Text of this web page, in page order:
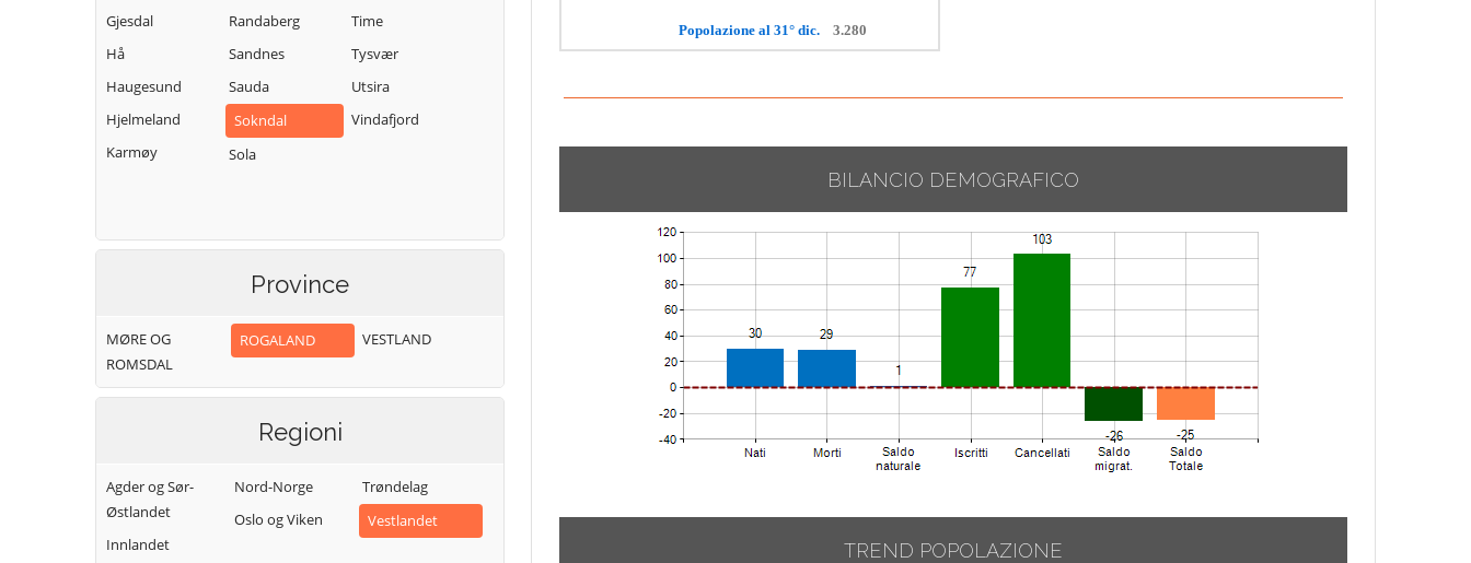
Gjesdal
Hå
Haugesund
Hjelmeland
Karmøy
Randaberg
Sandnes
Sauda
Sokndal
Sola
Time
Tysvær
Utsira
Vindafjord
Province
MØRE OG
ROMSDAL
ROGALAND VESTLAND
Regioni
Agder og Sør-
Østlandet
Innlandet
Nord-Norge
Oslo og Viken
Trøndelag
Vestlandet
Popolazione al 31° dic. 3.280
BILANCIO DEMOGRAFICO
TREND POPOLAZIONE